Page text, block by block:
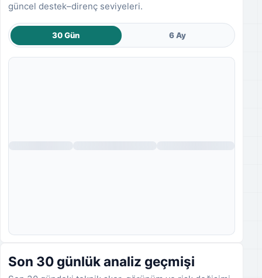
güncel destek–direnç seviyeleri.
30 Gün 6 Ay
Son 30 günlük analiz geçmişi